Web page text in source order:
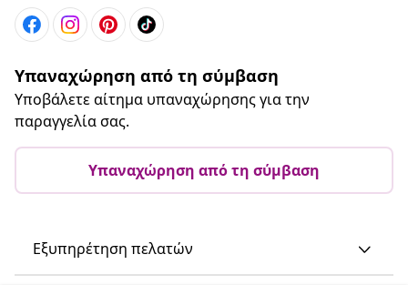
Υπαναχώρηση από τη σύμβαση
Υποβάλετε αίτημα υπαναχώρησης για την
παραγγελία σας.
Υπαναχώρηση από τη σύμβαση
Εξυπηρέτηση πελατών